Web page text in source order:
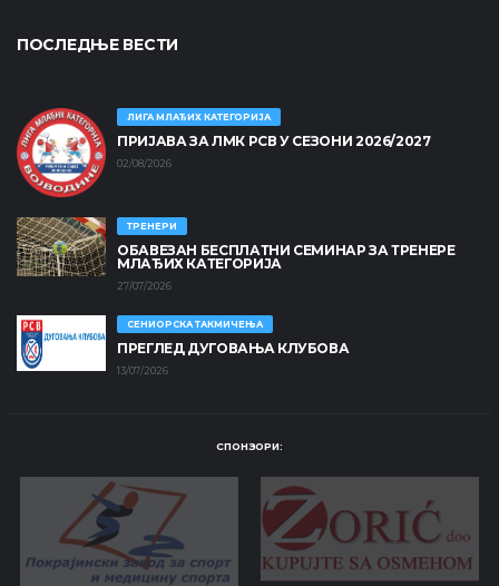
ПОСЛЕДЊЕ ВЕСТИ
ЛИГА МЛАЂИХ КАТЕГОРИЈА
ПРИЈАВА ЗА ЛМК РСВ У СЕЗОНИ 2026/2027
02/08/2026
ТРЕНЕРИ
ОБАВЕЗАН БЕСПЛАТНИ СЕМИНАР ЗА ТРЕНЕРЕ
МЛАЂИХ КАТЕГОРИЈА
27/07/2026
СЕНИОРСКА ТАКМИЧЕЊА
ПРЕГЛЕД ДУГОВАЊА КЛУБОВА
13/07/2026
СПОНЗОРИ: